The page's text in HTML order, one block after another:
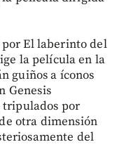
El laberinto del
la película en la
guiños a íconos
Genesis
tripulados por
otra dimensión
del